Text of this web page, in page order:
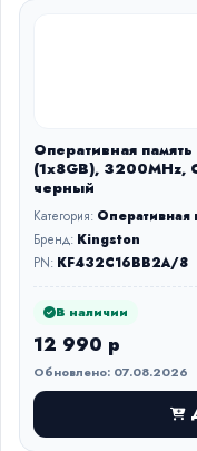
Оперативная
(1x8GB), 3200MHz,
черный
Категория: Оперативная
Бренд: Kingston
PN: KF432C16BB2A/8
В наличии
12 990 р
Обновлено: 07.08.2026